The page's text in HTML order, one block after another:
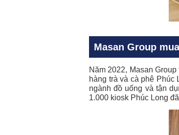
Masan Group
Năm 2022, Masan
hàng trà và cà phê
ngành đồ uống và tận
1.000 kiosk Phúc Long